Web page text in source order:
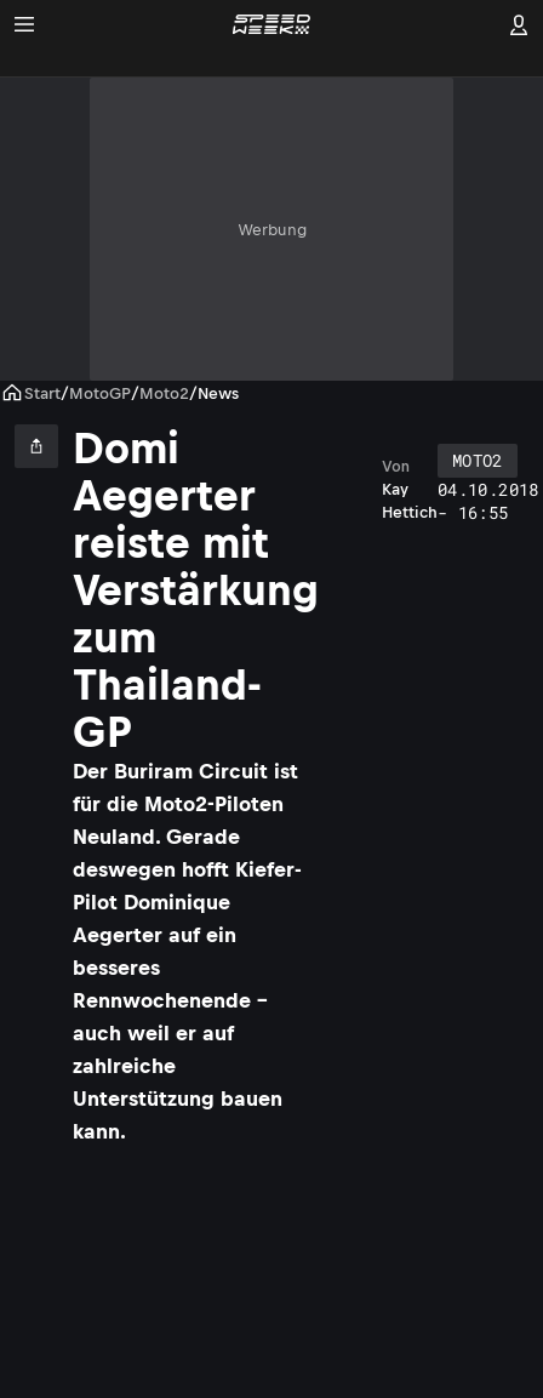
Werbung
Start/MotoGP/Moto2/News
Domi
Aegerter
reiste mit
Verstärkung
zum
Thailand-
GP
Der Buriram Circuit ist
für die Moto2-Piloten
Neuland. Gerade
deswegen hofft Kiefer-
Pilot Dominique
Aegerter auf ein
besseres
Rennwochenende –
auch weil er auf
zahlreiche
Unterstützung bauen
kann.
Kay
Hettich
Von
MOTO2
04.10.2018
- 16:55